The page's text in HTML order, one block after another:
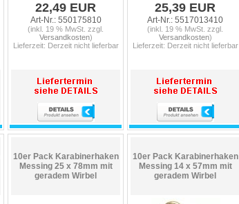
22,49 EUR
Art-Nr.: 550175810
(inkl. 19 % MwSt. zzgl.
Versandkosten)
Lieferzeit: Derzeit nicht lieferbar
25,39 EUR
Art-Nr.: 5517013410
(inkl. 19 % MwSt. zzgl.
Versandkosten)
Lieferzeit: Derzeit nicht lieferbar
10er Pack Karabinerhaken
Messing 25 x 78mm mit
geradem Wirbel
10er Pack Karabinerhaken
Messing 14 x 57mm mit
geradem Wirbel